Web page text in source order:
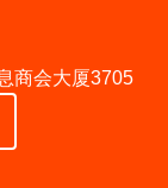
商会大厦3705